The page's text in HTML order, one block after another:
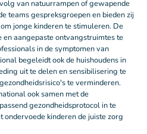
van natuurrampen of gewapende
teams gespreksgroepen en bieden zij
jonge kinderen te stimuleren. De
aangepaste ontvangstruimtes te
in de symptomen van
begeleidt ook de huishoudens in
uit te delen en sensibilisering te
te verminderen.
ook samen met de
gezondheidsprotocol in te
ondervoede kinderen de juiste zorg